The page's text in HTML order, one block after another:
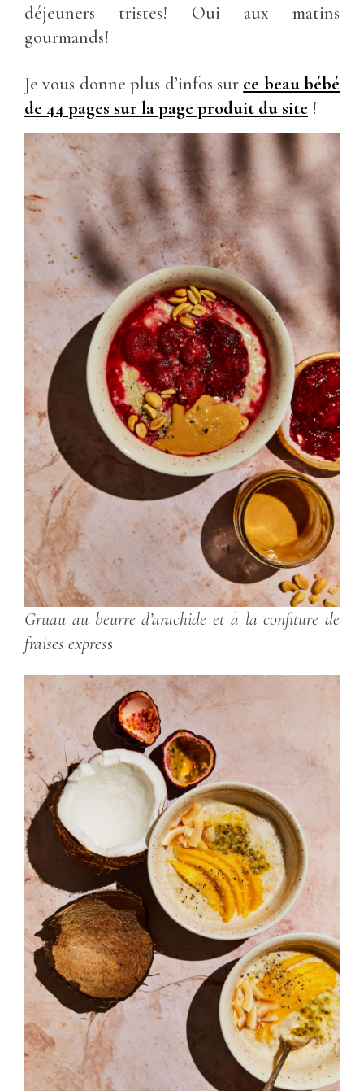
déjeuners tristes! Oui aux matins
gourmands!
Je vous donne plus d’infos sur ce beau bébé
de 44 pages sur la page produit du site !
Gruau au beurre d’arachide et à la confiture de
fraises express